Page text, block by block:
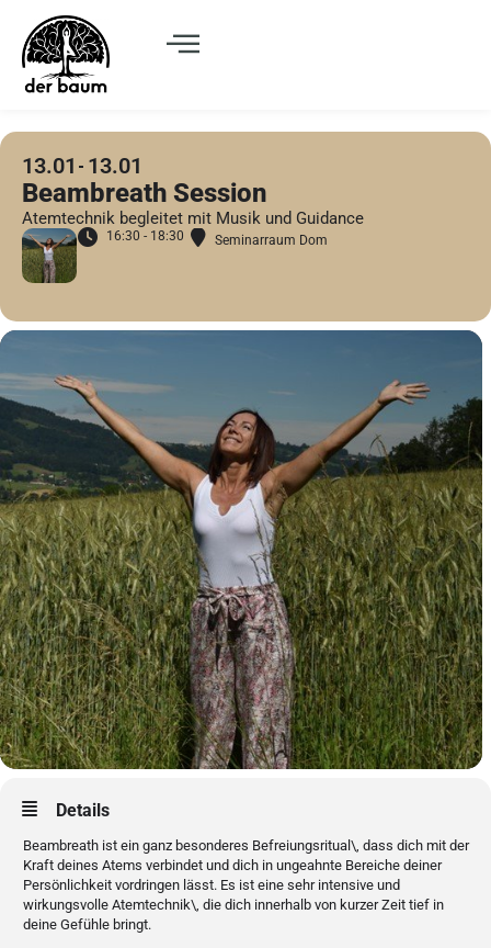
13.01 13.01
Beambreath Session
Atemtechnik begleitet mit Musik und Guidance
16:30 - 18:30 Seminarraum Dom
Details
Beambreath ist ein ganz besonderes Befreiungsritual\, dass dich mit der
Kraft deines Atems verbindet und dich in ungeahnte Bereiche deiner
Persönlichkeit vordringen lässt. Es ist eine sehr intensive und
wirkungsvolle Atemtechnik\, die dich innerhalb von kurzer Zeit tief in
deine Gefühle bringt.